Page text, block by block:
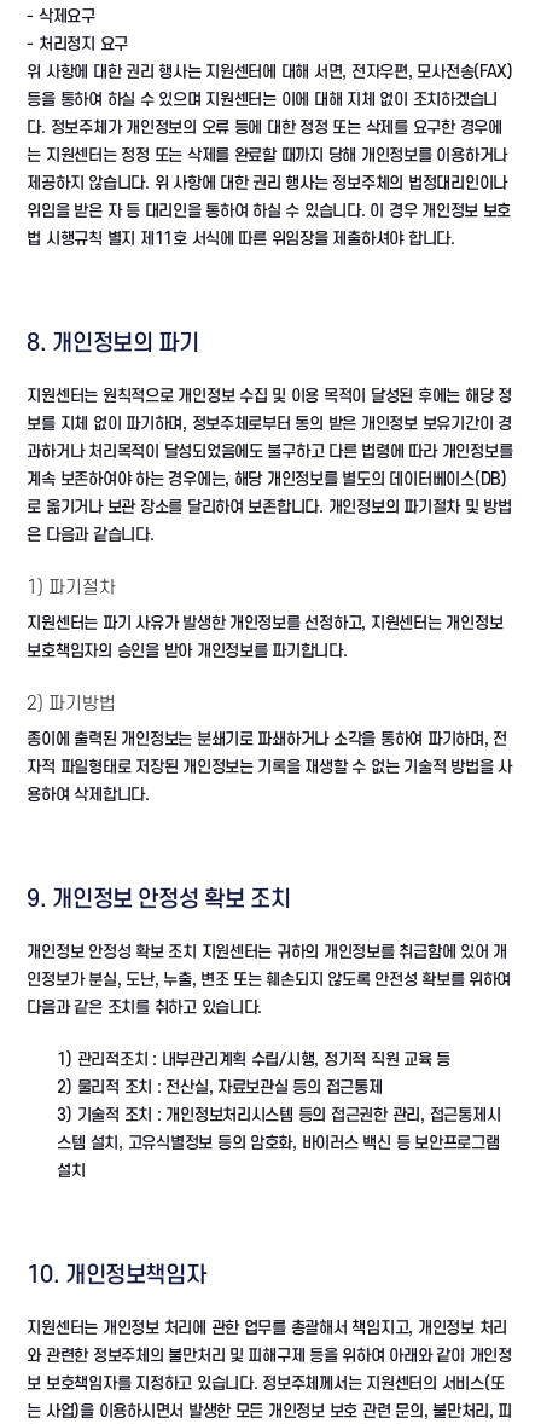
- 삭제요구
- 처리정지 요구
위 사항에 대한 권리 행사는 지원센터에 대해 서면, 전자우편, 모사전송(FAX)
등을 통하여 하실 수 있으며 지원센터는 이에 대해 지체 없이 조치하겠습니
다. 정보주체가 개인정보의 오류 등에 대한 정정 또는 삭제를 요구한 경우에
는 지원센터는 정정 또는 삭제를 완료할 때까지 당해 개인정보를 이용하거나
제공하지 않습니다. 위 사항에 대한 권리 행사는 정보주체의 법정대리인이나
위임을 받은 자 등 대리인을 통하여 하실 수 있습니다. 이 경우 개인정보 보호
법 시행규칙 별지 제11호 서식에 따른 위임장을 제출하셔야 합니다.
8. 개인정보의 파기
지원센터는 원칙적으로 개인정보 수집 및 이용 목적이 달성된 후에는 해당 정
보를 지체 없이 파기하며, 정보주체로부터 동의 받은 개인정보 보유기간이 경
과하거나 처리목적이 달성되었음에도 불구하고 다른 법령에 따라 개인정보를
계속 보존하여야 하는 경우에는, 해당 개인정보를 별도의 데이터베이스(DB)
로 옮기거나 보관 장소를 달리하여 보존합니다. 개인정보의 파기절차 및 방법
은 다음과 같습니다.
1) 파기절차
지원센터는 파기 사유가 발생한 개인정보를 선정하고, 지원센터는 개인정보
보호책임자의 승인을 받아 개인정보를 파기합니다.
2) 파기방법
종이에 출력된 개인정보는 분쇄기로 파쇄하거나 소각을 통하여 파기하며, 전
자적 파일형태로 저장된 개인정보는 기록을 재생할 수 없는 기술적 방법을 사
용하여 삭제합니다.
9. 개인정보 안정성 확보 조치
개인정보 안정성 확보 조치 지원센터는 귀하의 개인정보를 취급함에 있어 개
인정보가 분실, 도난, 누출, 변조 또는 훼손되지 않도록 안전성 확보를 위하여
다음과 같은 조치를 취하고 있습니다.
1) 관리적조치 : 내부관리계획 수립/시행, 정기적 직원 교육 등
2) 물리적 조치 : 전산실, 자료보관실 등의 접근통제
3) 기술적 조치 : 개인정보처리시스템 등의 접근권한 관리, 접근통제시
스템 설치, 고유식별정보 등의 암호화, 바이러스 백신 등 보안프로그램
설치
10. 개인정보책임자
지원센터는 개인정보 처리에 관한 업무를 총괄해서 책임지고, 개인정보 처리
와 관련한 정보주체의 불만처리 및 피해구제 등을 위하여 아래와 같이 개인정
보 보호책임자를 지정하고 있습니다. 정보주체께서는 지원센터의 서비스(또
는 사업)을 이용하시면서 발생한 모든 개인정보 보호 관련 문의, 불만처리, 피